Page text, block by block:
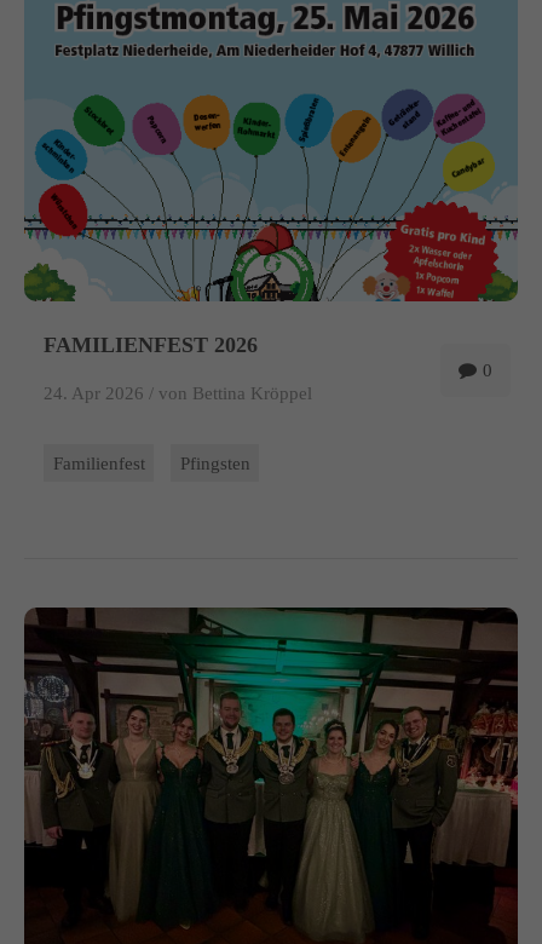
info@yourdomain.com
Lorem ipsum dolor sit amet, consectetuer adipiscing elit.
Aenean commodo ligula eget dolor. Aenean massa. Cum sociis
natoque penatibus et magnis dis parturient montes, nascetur
ridiculus mus. Donec quam felis, ultricies nec.
0
FAMILIENFEST 2026
24. Apr 2026 / von Bettina Kröppel
Familienfest Pfingsten